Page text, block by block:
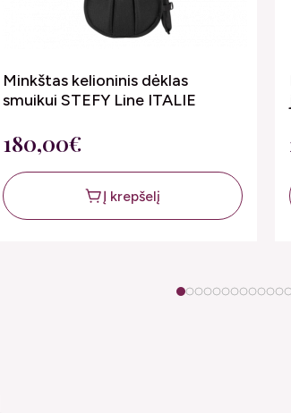
Minkštas kelioninis dėklas
smuikui STEFY Line ITALIE
180,00€
Į krepšelį
1 2 3 4 5 6 7 8 9101112